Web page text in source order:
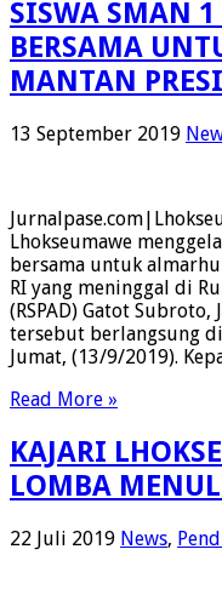
SISWA SMAN
BERSAMA
MANTAN
13 September 2019
Lhokseumawe
bersama untuk
RI yang meninggal di
(RSPAD) Gatot
tersebut berlangsung
Jumat, (13/9/2019).
Read More »
KAJARI
LOMBA
22 Juli 2019 News,